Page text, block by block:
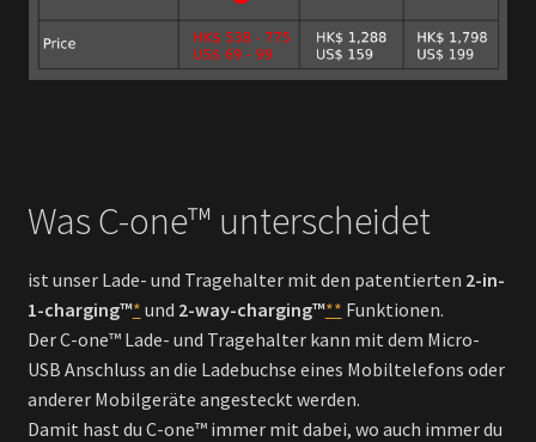
Was C-one™ unterscheidet
ist unser Lade- und Tragehalter mit den patentierten 2-in-
1-charging™* und 2-way-charging™** Funktionen.
Der C-one™ Lade- und Tragehalter kann mit dem Micro-
USB Anschluss an die Ladebuchse eines Mobiltelefons oder
anderer Mobilgeräte angesteckt werden.
Damit hast du C-one™ immer mit dabei, wo auch immer du